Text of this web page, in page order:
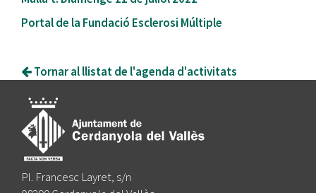
Portal de la Fundació Esclerosi Múltiple
Tornar al llistat de l'agenda d'activitats
Pl. Francesc Layret, s/n